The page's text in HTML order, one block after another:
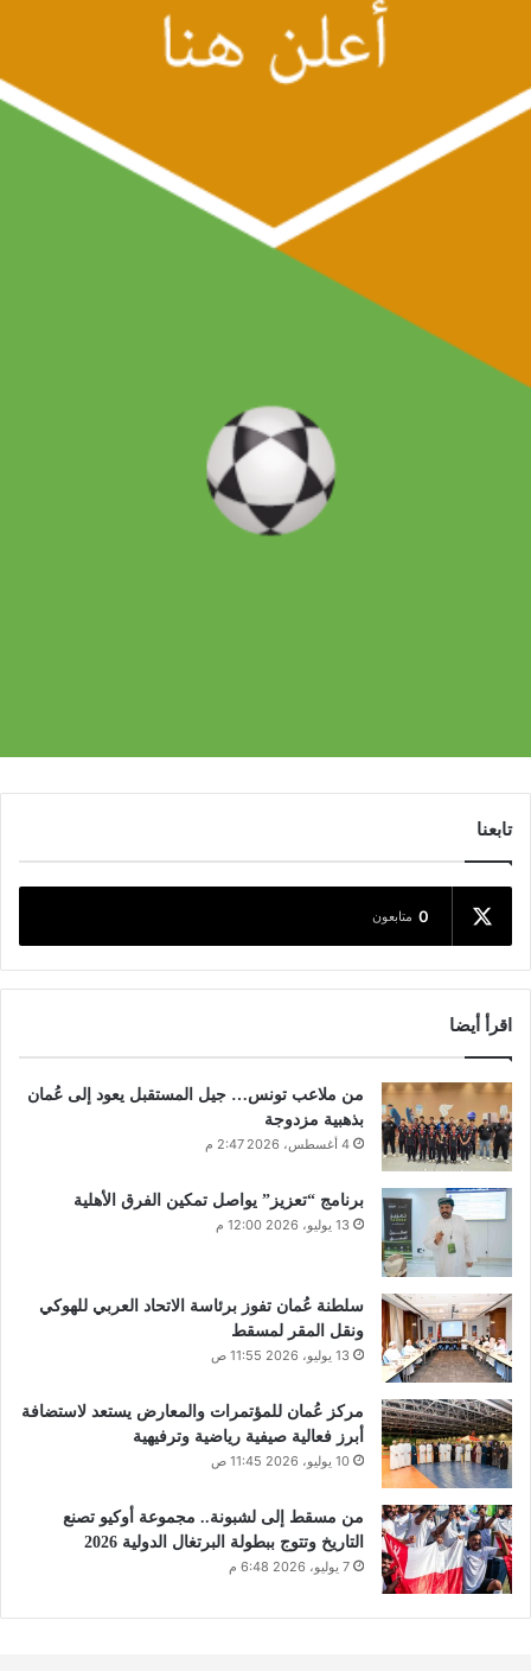
تابعنا
0 متابعون
اقرأ أيضا
من ملاعب تونس… جيل المستقبل يعود إلى عُمان
بذهبية مزدوجة
4 أغسطس، 2026 2:47 م
برنامج “تعزيز” يواصل تمكين الفرق الأهلية
13 يوليو، 2026 12:00 م
سلطنة عُمان تفوز برئاسة الاتحاد العربي للهوكي
ونقل المقر لمسقط
13 يوليو، 2026 11:55 ص
مركز عُمان للمؤتمرات والمعارض يستعد لاستضافة
أبرز فعالية صيفية رياضية وترفيهية
10 يوليو، 2026 11:45 ص
من مسقط إلى لشبونة.. مجموعة أوكيو تصنع
التاريخ وتتوج ببطولة البرتغال الدولية 2026
7 يوليو، 2026 6:48 م